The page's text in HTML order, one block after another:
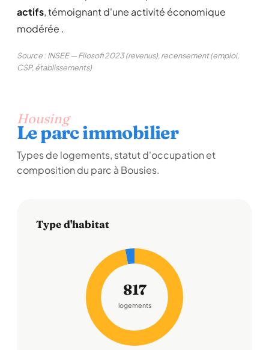
actifs, témoignant d'une activité économique
modérée .
Source : INSEE — Filosofi 2023 (revenus), recensement (emploi,
CSP, établissements)
Housing
Le parc immobilier
Types de logements, statut d'occupation et
composition du parc à Bousies.
Type d'habitat
817
logements